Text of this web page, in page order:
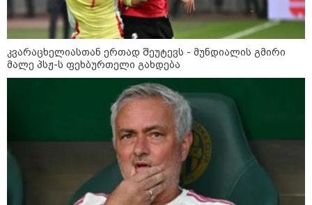
უძველესი სენი და ეპიდემია: აშშ-ში
ერთდროულად კეთრს და ნაწლავურ
ინფექციას ებრძვიან - რა უნდა ვიცოდეთ
და რამდენად სახიფათოა
13:36 / 09-08-2026
24 წლის ფეხბურთელს თამაშის
დროს ელვამ დაარტყა,
დაშავდა 12 ადამიანი -
ვრცელდება ტრაგიკული
მომენტის ამსახველი კადრები
ტაილანდიდან
12:47 / 09-08-2026
კვარაცხელიასთან ერთად შეუტევს - მუნდიალის გმირი
მალე პსჟ-ს ფეხბურთელი გახდება